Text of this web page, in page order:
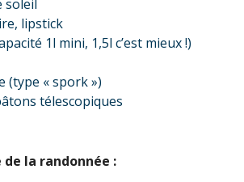
soleil
lipstick
1l mini, 1,5l c’est mieux !)
(type « spork »)
télescopiques
de la randonnée :